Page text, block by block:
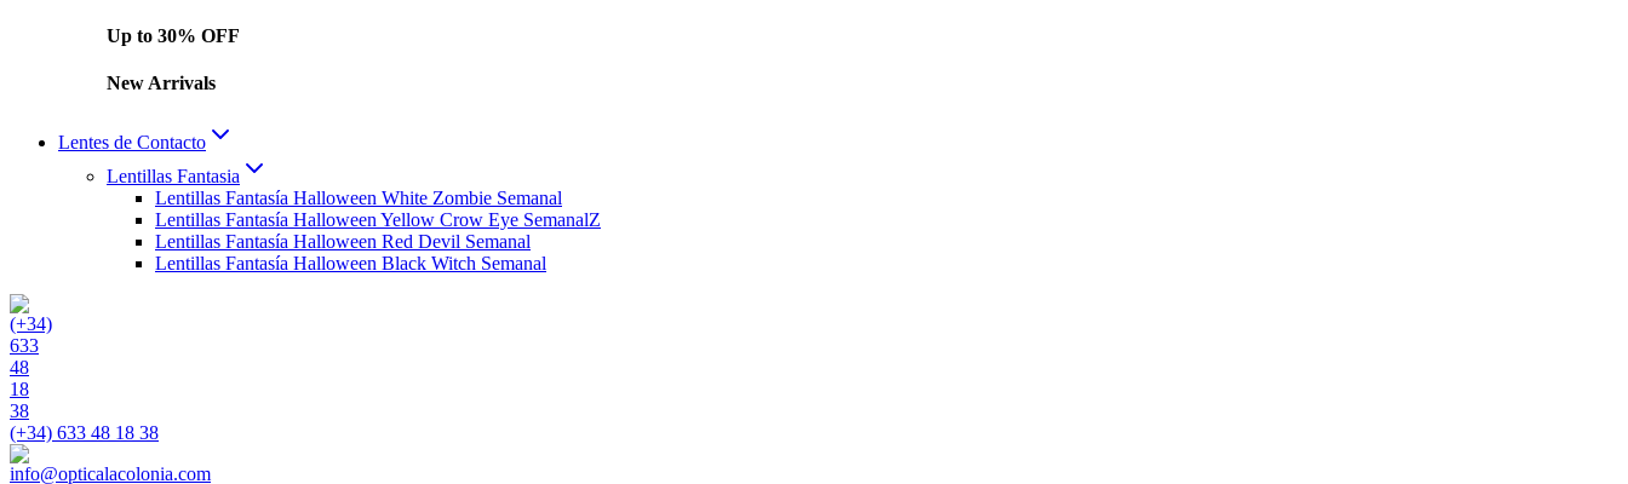
Up to 30% OFF
New Arrivals
Lentes de Contacto
Lentillas Fantasia
Lentillas Fantasía Halloween White Zombie Semanal
Lentillas Fantasía Halloween Yellow Crow Eye SemanalZ
Lentillas Fantasía Halloween Red Devil Semanal
Lentillas Fantasía Halloween Black Witch Semanal
(+34) 633 48 18 38